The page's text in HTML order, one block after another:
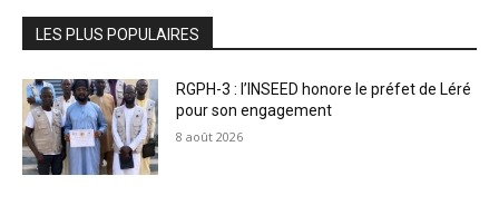
LES PLUS POPULAIRES
RGPH-3 : l’INSEED honore le préfet de Léré
pour son engagement
8 août 2026